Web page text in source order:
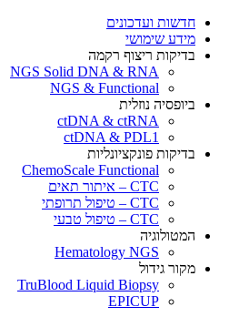
חדשות ועדכונים
מידע שימושי
בדיקות ריצוף רקמה
NGS Solid DNA & RNA
NGS & Functional
ביופסיה נוזלית
ctDNA & ctRNA
ctDNA & PDL1
בדיקות פונקציונליות
ChemoScale Functional
CTC – איתור תאים
CTC – טיפול תרופתי
CTC – טיפול טבעי
המטולוגיה
Hematology NGS
מקור גידול
TruBlood Liquid Biopsy
EPICUP